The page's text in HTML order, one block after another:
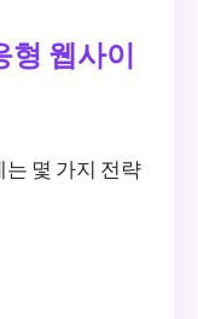
형 웹사이
몇 가지 전략